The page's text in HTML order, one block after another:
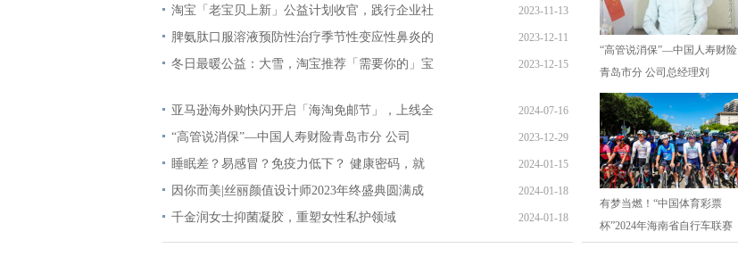
淘宝「老宝贝上新」公益计划收官，践行企业社 2023-11-13
脾氨肽口服溶液预防性治疗季节性变应性鼻炎的 2023-12-11
冬日最暖公益：大雪，淘宝推荐「需要你的」宝 2023-12-15
亚马逊海外购快闪开启「海淘免邮节」，上线全 2024-07-16
“高管说消保”—中国人寿财险青岛市分 公司 2023-12-29
睡眠差？易感冒？免疫力低下？ 健康密码，就 2024-01-15
因你而美|丝丽颜值设计师2023年终盛典圆满成 2024-01-18
千金润女士抑菌凝胶，重塑女性私护领域 2024-01-18
“高管说消保”—中国人寿财险
青岛市分 公司总经理刘
有梦当燃！“中国体育彩票
杯”2024年海南省自行车联赛